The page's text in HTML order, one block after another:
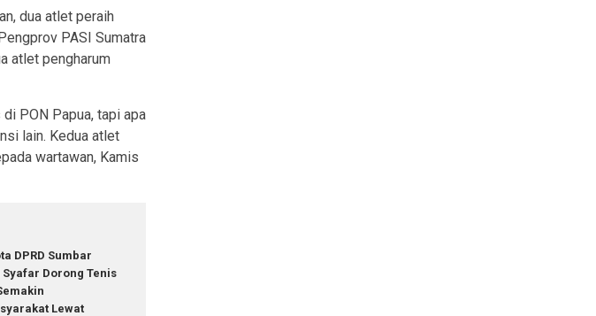
dua atlet peraih
PASI Sumatra
atlet pengharum
PON Papua, tapi apa
lain. Kedua atlet
wartawan, Kamis
DPRD Sumbar
Syafar Dorong Tenis
Lewat